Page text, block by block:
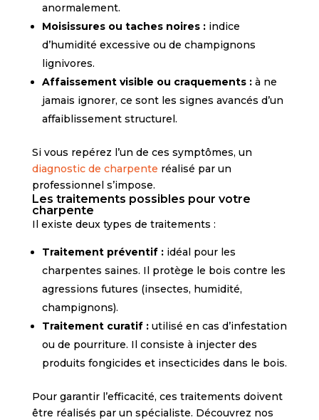
anormalement.
Moisissures ou taches noires :indice
d’humidité excessive ou de champignons
lignivores.
Affaissement visible ou craquements :à ne
jamais ignorer, ce sont les signes avancés d’un
affaiblissement structurel.
Si vous repérez l’un de ces symptômes, un
diagnostic de charpente réalisé par un
professionnel s’impose.
Les traitements possibles pour votre
charpente
Il existe deux types de traitements :
Traitement préventif :idéal pour les
charpentes saines. Il protège le bois contre les
agressions futures (insectes, humidité,
champignons).
Traitement curatif :utilisé en cas d’infestation
ou de pourriture. Il consiste à injecter des
produits fongicides et insecticides dans le bois.
Pour garantir l’efficacité, ces traitements doivent
être réalisés par un spécialiste. Découvrez nos